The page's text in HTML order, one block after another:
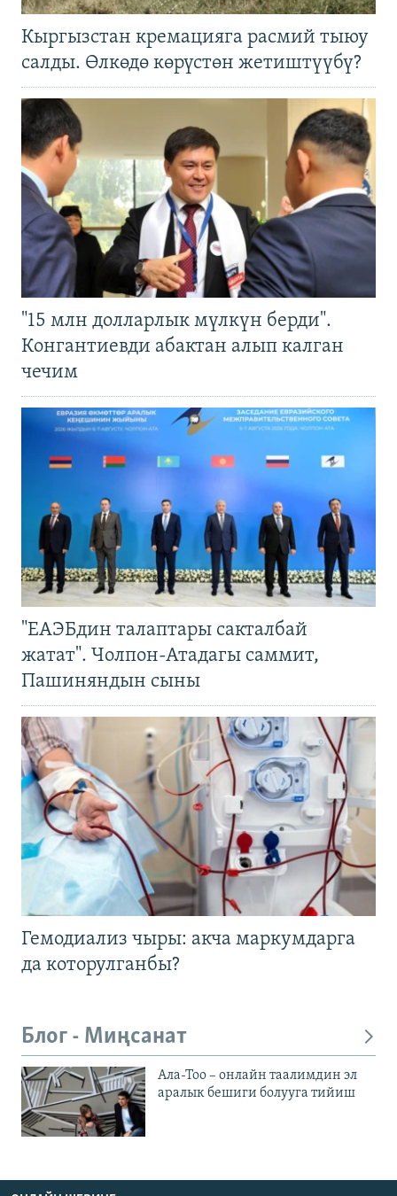
Кыргызстан кремацияга расмий тыюу
салды. Өлкөдө көрүстөн жетиштүүбү?
"15 млн долларлык мүлкүн берди".
Конгантиевди абактан алып калган
чечим
"ЕАЭБдин талаптары сакталбай
жатат". Чолпон-Атадагы саммит,
Пашиняндын сыны
Гемодиализ чыры: акча маркумдарга
да которулганбы?
Блог - Миңсанат
Ала-Тоо – онлайн таалимдин эл
аралык бешиги болууга тийиш